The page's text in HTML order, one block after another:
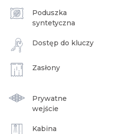
Poduszka
syntetyczna
Dostęp do kluczy
Zasłony
Prywatne
wejście
Kabina